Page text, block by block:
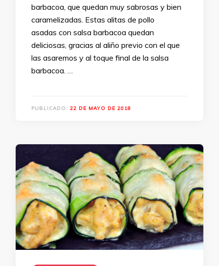
barbacoa, que quedan muy sabrosas y bien
caramelizadas. Estas alitas de pollo
asadas con salsa barbacoa quedan
deliciosas, gracias al aliño previo con el que
las asaremos y al toque final de la salsa
barbacoa. …
PUBLICADO: 22 DE MAYO DE 2018